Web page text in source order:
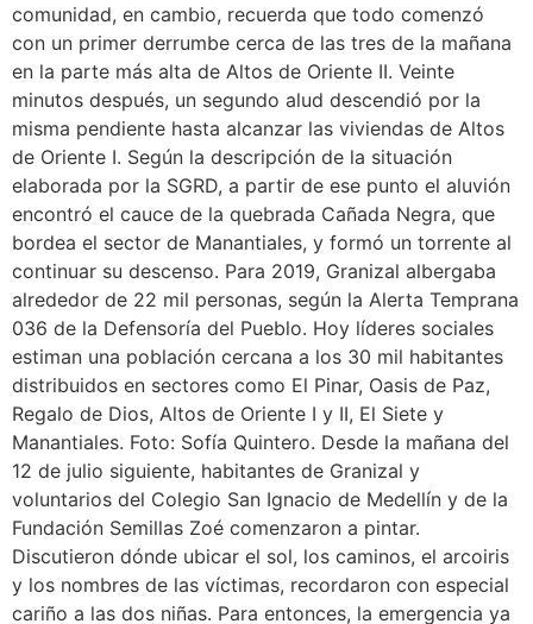
comunidad, en cambio, recuerda que todo comenzó
con un primer derrumbe cerca de las tres de la mañana
en la parte más alta de Altos de Oriente II. Veinte
minutos después, un segundo alud descendió por la
misma pendiente hasta alcanzar las viviendas de Altos
de Oriente I. Según la descripción de la situación
elaborada por la SGRD, a partir de ese punto el aluvión
encontró el cauce de la quebrada Cañada Negra, que
bordea el sector de Manantiales, y formó un torrente al
continuar su descenso. Para 2019, Granizal albergaba
alrededor de 22 mil personas, según la Alerta Temprana
036 de la Defensoría del Pueblo. Hoy líderes sociales
estiman una población cercana a los 30 mil habitantes
distribuidos en sectores como El Pinar, Oasis de Paz,
Regalo de Dios, Altos de Oriente I y II, El Siete y
Manantiales. Foto: Sofía Quintero. Desde la mañana del
12 de julio siguiente, habitantes de Granizal y
voluntarios del Colegio San Ignacio de Medellín y de la
Fundación Semillas Zoé comenzaron a pintar.
Discutieron dónde ubicar el sol, los caminos, el arcoiris
y los nombres de las víctimas, recordaron con especial
cariño a las dos niñas. Para entonces, la emergencia ya